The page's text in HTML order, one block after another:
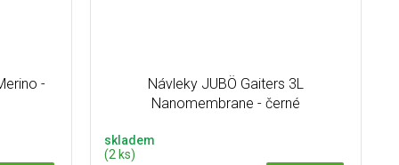
-
Návleky JUBÖ Gaiters 3L
Nanomembrane - černé
skladem
(2 ks)